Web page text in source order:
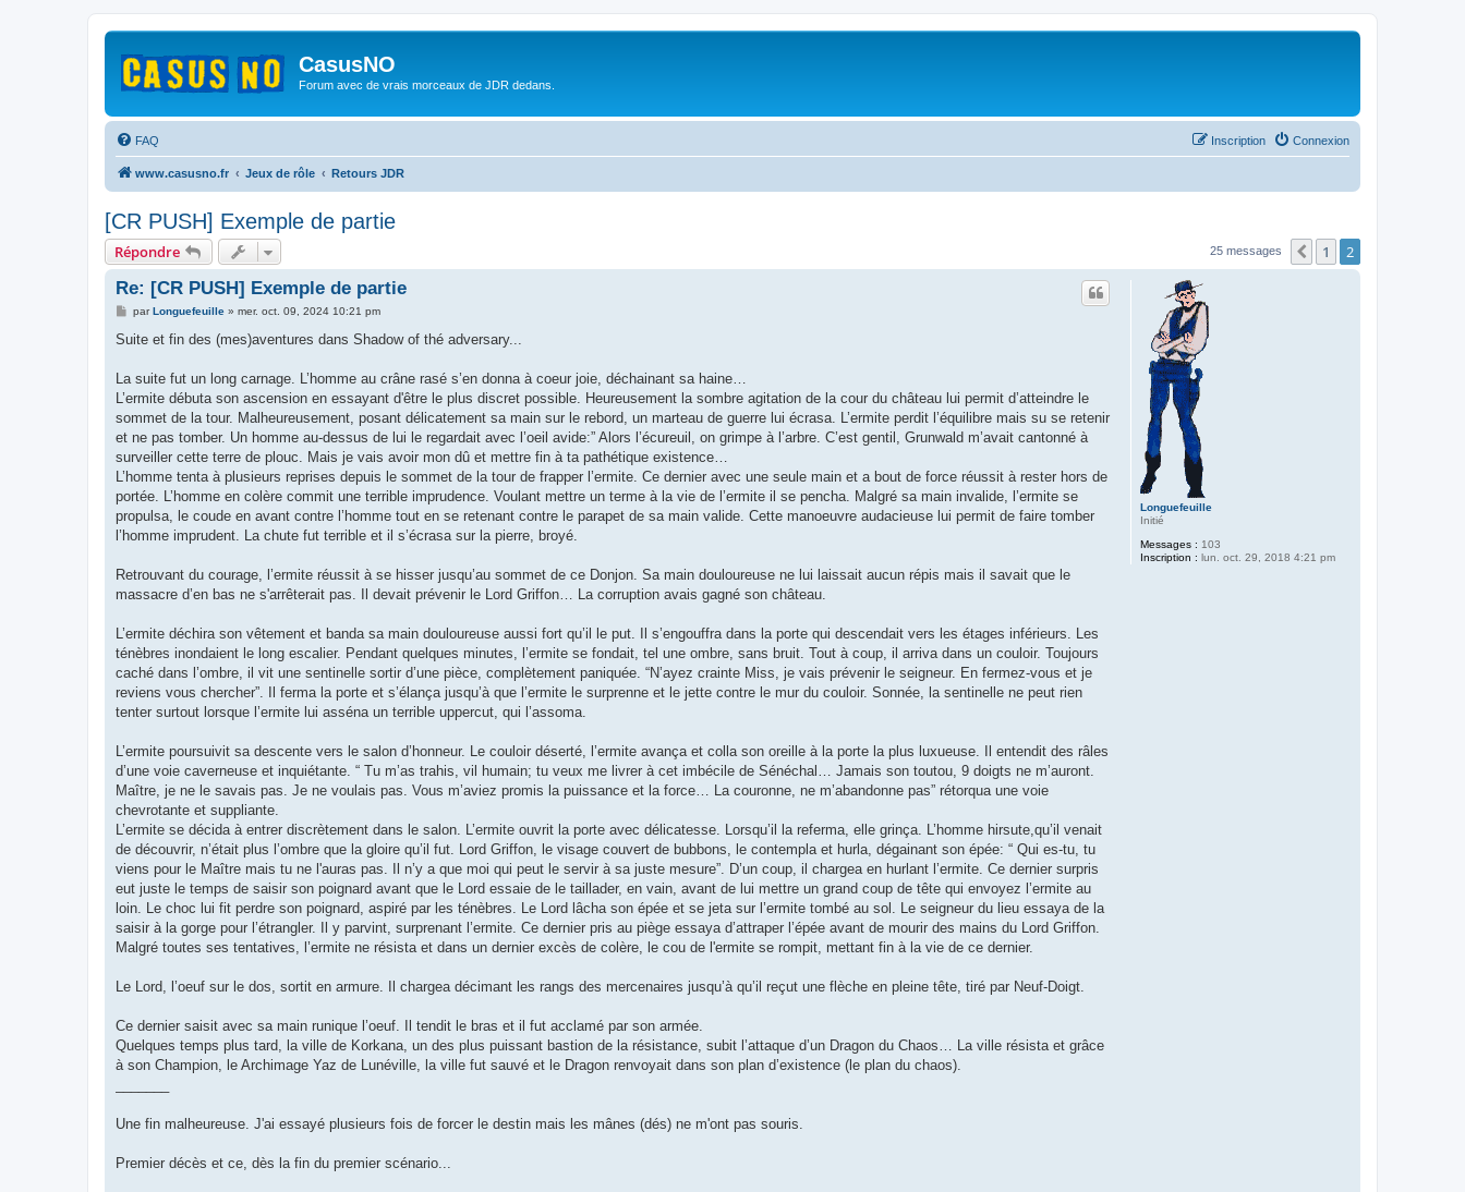
CasusNO
Forum avec de vrais morceaux de JDR dedans.
FAQ Connexion
Inscription
www.casusno.fr Jeux de rôle Retours JDR
[CR PUSH] Exemple de partie
Répondre 25 messages Précédent
1 2
Longuefeuille
Initié
Messages : 103
Inscription : lun. oct. 29, 2018 4:21 pm
Re: [CR PUSH] Exemple de partie
M
s
g
parLonguefeuille» mer. oct. 09, 2024 10:21 pm
Suite et fin des (mes)aventures dans Shadow of thé adversary...
La suite fut un long carnage. L’homme au crâne rasé s’en donna à coeur joie, déchainant sa haine…
L’ermite débuta son ascension en essayant d'être le plus discret possible. Heureusement la sombre agitation de la cour du château lui permit d’atteindre le
sommet de la tour. Malheureusement, posant délicatement sa main sur le rebord, un marteau de guerre lui écrasa. L’ermite perdit l’équilibre mais su se retenir
et ne pas tomber. Un homme au-dessus de lui le regardait avec l’oeil avide:” Alors l’écureuil, on grimpe à l’arbre. C’est gentil, Grunwald m’avait cantonné à
surveiller cette terre de plouc. Mais je vais avoir mon dû et mettre fin à ta pathétique existence…
L’homme tenta à plusieurs reprises depuis le sommet de la tour de frapper l’ermite. Ce dernier avec une seule main et a bout de force réussit à rester hors de
portée. L’homme en colère commit une terrible imprudence. Voulant mettre un terme à la vie de l’ermite il se pencha. Malgré sa main invalide, l’ermite se
propulsa, le coude en avant contre l’homme tout en se retenant contre le parapet de sa main valide. Cette manoeuvre audacieuse lui permit de faire tomber
l’homme imprudent. La chute fut terrible et il s’écrasa sur la pierre, broyé.
Retrouvant du courage, l’ermite réussit à se hisser jusqu’au sommet de ce Donjon. Sa main douloureuse ne lui laissait aucun répis mais il savait que le
massacre d’en bas ne s'arrêterait pas. Il devait prévenir le Lord Griffon… La corruption avais gagné son château.
L’ermite déchira son vêtement et banda sa main douloureuse aussi fort qu’il le put. Il s’engouffra dans la porte qui descendait vers les étages inférieurs. Les
ténèbres inondaient le long escalier. Pendant quelques minutes, l’ermite se fondait, tel une ombre, sans bruit. Tout à coup, il arriva dans un couloir. Toujours
caché dans l’ombre, il vit une sentinelle sortir d’une pièce, complètement paniquée. “N’ayez crainte Miss, je vais prévenir le seigneur. En fermez-vous et je
reviens vous chercher”. Il ferma la porte et s’élança jusqu’à que l’ermite le surprenne et le jette contre le mur du couloir. Sonnée, la sentinelle ne peut rien
tenter surtout lorsque l’ermite lui asséna un terrible uppercut, qui l’assoma.
L’ermite poursuivit sa descente vers le salon d’honneur. Le couloir déserté, l’ermite avança et colla son oreille à la porte la plus luxueuse. Il entendit des râles
d’une voie caverneuse et inquiétante. “ Tu m’as trahis, vil humain; tu veux me livrer à cet imbécile de Sénéchal… Jamais son toutou, 9 doigts ne m’auront.
Maître, je ne le savais pas. Je ne voulais pas. Vous m’aviez promis la puissance et la force… La couronne, ne m’abandonne pas” rétorqua une voie
chevrotante et suppliante.
L’ermite se décida à entrer discrètement dans le salon. L’ermite ouvrit la porte avec délicatesse. Lorsqu’il la referma, elle grinça. L’homme hirsute,qu’il venait
de découvrir, n’était plus l’ombre que la gloire qu’il fut. Lord Griffon, le visage couvert de bubbons, le contempla et hurla, dégainant son épée: “ Qui es-tu, tu
viens pour le Maître mais tu ne l'auras pas. Il n’y a que moi qui peut le servir à sa juste mesure”. D’un coup, il chargea en hurlant l’ermite. Ce dernier surpris
eut juste le temps de saisir son poignard avant que le Lord essaie de le taillader, en vain, avant de lui mettre un grand coup de tête qui envoyez l’ermite au
loin. Le choc lui fit perdre son poignard, aspiré par les ténèbres. Le Lord lâcha son épée et se jeta sur l’ermite tombé au sol. Le seigneur du lieu essaya de la
saisir à la gorge pour l’étrangler. Il y parvint, surprenant l’ermite. Ce dernier pris au piège essaya d’attraper l’épée avant de mourir des mains du Lord Griffon.
Malgré toutes ses tentatives, l’ermite ne résista et dans un dernier excès de colère, le cou de l'ermite se rompit, mettant fin à la vie de ce dernier.
Le Lord, l’oeuf sur le dos, sortit en armure. Il chargea décimant les rangs des mercenaires jusqu’à qu’il reçut une flèche en pleine tête, tiré par Neuf-Doigt.
Ce dernier saisit avec sa main runique l’oeuf. Il tendit le bras et il fut acclamé par son armée.
Quelques temps plus tard, la ville de Korkana, un des plus puissant bastion de la résistance, subit l’attaque d’un Dragon du Chaos… La ville résista et grâce
à son Champion, le Archimage Yaz de Lunéville, la ville fut sauvé et le Dragon renvoyait dans son plan d’existence (le plan du chaos).
Une fin malheureuse. J'ai essayé plusieurs fois de forcer le destin mais les mânes (dés) ne m'ont pas souris.
Premier décès et ce, dès la fin du premier scénario...